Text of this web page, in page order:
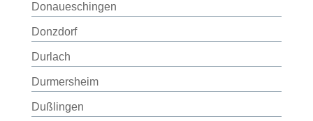
Donaueschingen
Donzdorf
Durlach
Durmersheim
Dußlingen